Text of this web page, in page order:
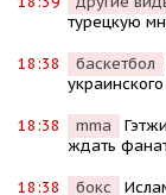
турецкую
18:38 баскетбол
18:38 mma
ждать
18:38 бокс